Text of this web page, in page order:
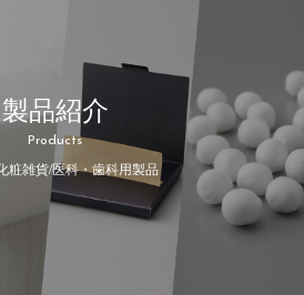
製品紹介
Products
粧雑貨/医科・歯科用製品